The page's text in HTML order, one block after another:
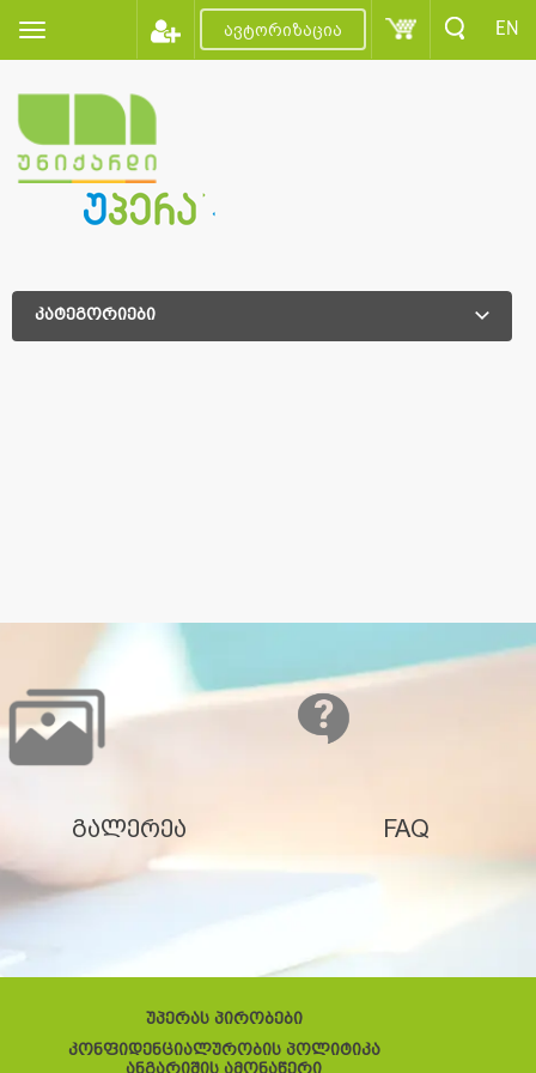
ავტორიზაცია EN
კატეგორიები
გალერეა FAQ
უპერას პირობები
კონფიდენციალურობის პოლიტიკა
ანგარიშის ამონაწერი